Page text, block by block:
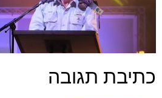
כתיבת תגובה